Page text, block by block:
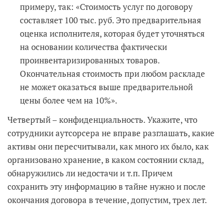
примеру, так: «Стоимость услуг по договору
составляет 100 тыс. руб. Это предварительная
оценка исполнителя, которая будет уточняться
на основании количества фактически
проинвентаризированных товаров.
Окончательная стоимость при любом раскладе
не может оказаться выше предварительной
цены более чем на 10%».
Четвертый – конфиденциальность. Укажите, что
сотрудники аутсорсера не вправе разглашать, какие
активы они пересчитывали, как много их было, как
организовано хранение, в каком состоянии склад,
обнаружились ли недостачи и т.п. Причем
сохранить эту информацию в тайне нужно и после
окончания договора в течение, допустим, трех лет.